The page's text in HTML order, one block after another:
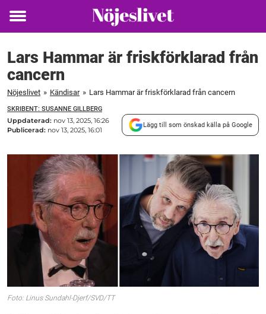
Toggle
Lars Hammar är friskförklarad från
cancern
Nöjeslivet » Kändisar » Lars Hammar är friskförklarad från cancern
SKRIBENT: SUSANNE GILLBERG
Uppdaterad: nov 13, 2025, 16:26
Publicerad: nov 13, 2025, 16:01
Lägg till som önskad källa på Google
Foto: Linus Sundahl-Djerf/SVD/TT